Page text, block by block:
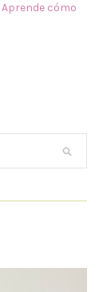
Aprende cómo